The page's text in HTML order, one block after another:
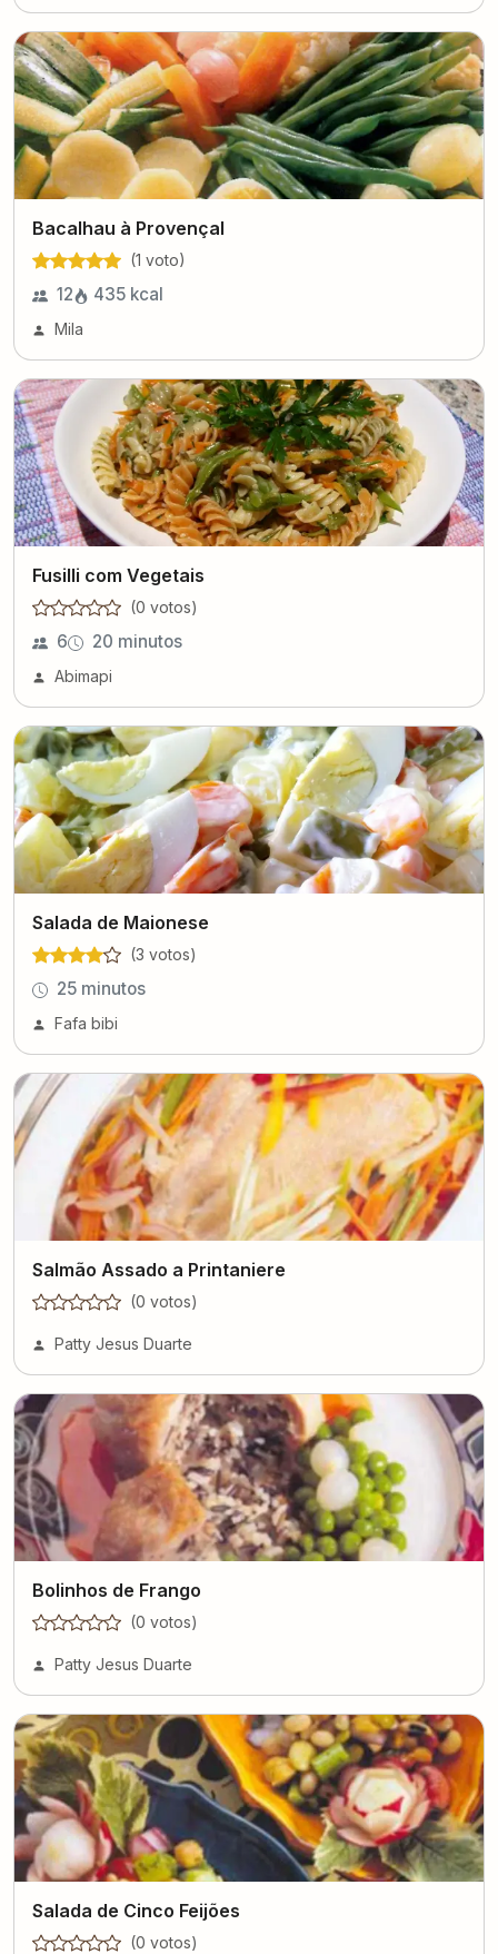
Bacalhau à Provençal
(1 voto)
12 435 kcal
Mila
Fusilli com Vegetais
(0 votos)
6 20 minutos
Abimapi
Salada de Maionese
(3 votos)
25 minutos
Fafa bibi
Salmão Assado a Printaniere
(0 votos)
Patty Jesus Duarte
Bolinhos de Frango
(0 votos)
Patty Jesus Duarte
Salada de Cinco Feijões
(0 votos)